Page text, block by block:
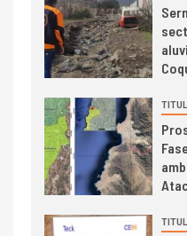
5
del
se
6 I+D
7 I+D